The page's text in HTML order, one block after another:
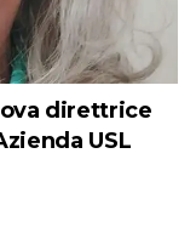
direttrice
USL